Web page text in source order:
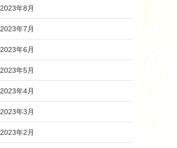
2023年8月
2023年7月
2023年6月
2023年5月
2023年4月
2023年3月
2023年2月